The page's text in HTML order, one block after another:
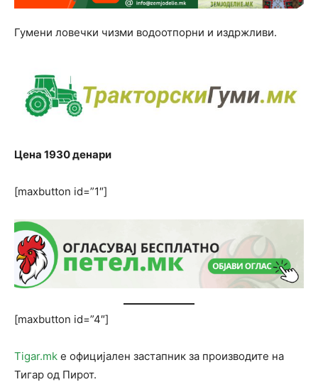
Гумени ловечки чизми водоотпорни и издржливи.
Цена 1930 денари
[maxbutton id=”1″]
[maxbutton id=”4″]
Tigar.mk е официјален застапник за производите на
Тигар од Пирот.